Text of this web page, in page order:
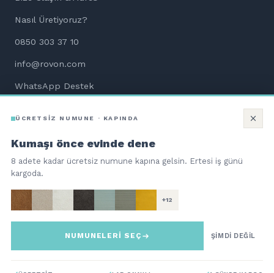
SEPETE EKLE
ÜCRETSİZ NUMUNE · KAPINDA
Kumaşı önce evinde dene
8 adete kadar ücretsiz numune kapına gelsin. Ertesi iş günü
kargoda.
+12
NUMUNELERİ SEÇ ŞİMDİ DEĞİL
Nasıl Üretiyoruz?
0850 303 37 10
info@rovon.com
WhatsApp Destek
QNBpay güvencesiyle 256-bit SSL
troy
Bi Kutu Mobilya | Aç. Kur. Otur.